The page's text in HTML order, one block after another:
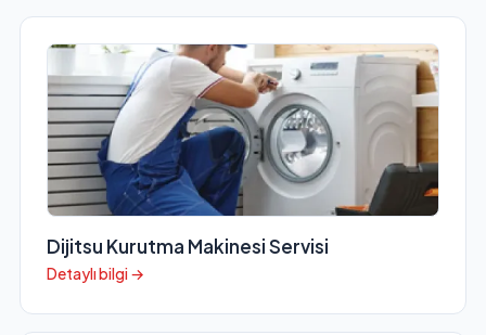
Dijitsu Kurutma Makinesi Servisi
Detaylı bilgi →